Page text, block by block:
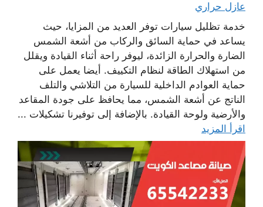
عازل حراري
خدمة تظليل سيارات توفر العديد من المزايا، حيث
يساعد في حماية السائق والركاب من أشعة الشمس
الضارة والحرارة الزائدة، ليوفر راحة أثناء القيادة ويقلل
من استهلاك الطاقة لنظام التكييف. أيضا يعمل على
حماية العوادم الداخلية للسيارة من التلاشي والتلف
الناتج عن أشعة الشمس، مما يحافظ على جودة المقاعد
والأرضية ولوحة القيادة. بالإضافة إلى توفيرنا تشكيلات ...
اقرأ المزيد